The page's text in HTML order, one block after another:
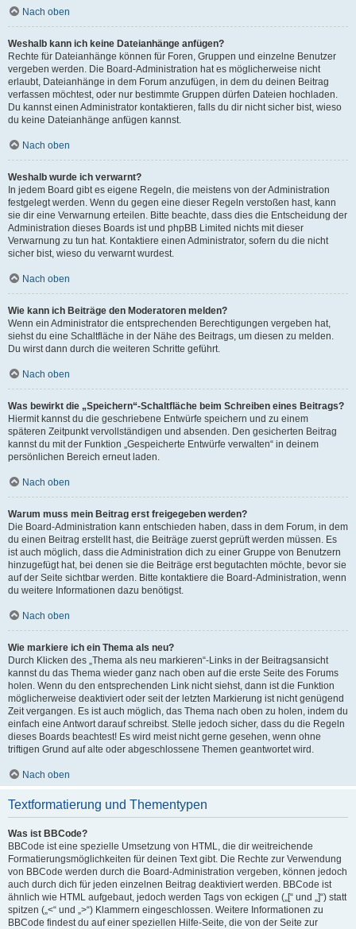
Nach oben
Weshalb kann ich keine Dateianhänge anfügen?
Rechte für Dateianhänge können für Foren, Gruppen und einzelne Benutzer
vergeben werden. Die Board-Administration hat es möglicherweise nicht
erlaubt, Dateianhänge in dem Forum anzufügen, in dem du deinen Beitrag
verfassen möchtest, oder nur bestimmte Gruppen dürfen Dateien hochladen.
Du kannst einen Administrator kontaktieren, falls du dir nicht sicher bist, wieso
du keine Dateianhänge anfügen kannst.
Nach oben
Weshalb wurde ich verwarnt?
In jedem Board gibt es eigene Regeln, die meistens von der Administration
festgelegt werden. Wenn du gegen eine dieser Regeln verstoßen hast, kann
sie dir eine Verwarnung erteilen. Bitte beachte, dass dies die Entscheidung der
Administration dieses Boards ist und phpBB Limited nichts mit dieser
Verwarnung zu tun hat. Kontaktiere einen Administrator, sofern du die nicht
sicher bist, wieso du verwarnt wurdest.
Nach oben
Wie kann ich Beiträge den Moderatoren melden?
Wenn ein Administrator die entsprechenden Berechtigungen vergeben hat,
siehst du eine Schaltfläche in der Nähe des Beitrags, um diesen zu melden.
Du wirst dann durch die weiteren Schritte geführt.
Nach oben
Was bewirkt die „Speichern“-Schaltfläche beim Schreiben eines Beitrags?
Hiermit kannst du die geschriebene Entwürfe speichern und zu einem
späteren Zeitpunkt vervollständigen und absenden. Den gesicherten Beitrag
kannst du mit der Funktion „Gespeicherte Entwürfe verwalten“ in deinem
persönlichen Bereich erneut laden.
Nach oben
Warum muss mein Beitrag erst freigegeben werden?
Die Board-Administration kann entschieden haben, dass in dem Forum, in dem
du einen Beitrag erstellt hast, die Beiträge zuerst geprüft werden müssen. Es
ist auch möglich, dass die Administration dich zu einer Gruppe von Benutzern
hinzugefügt hat, bei denen sie die Beiträge erst begutachten möchte, bevor sie
auf der Seite sichtbar werden. Bitte kontaktiere die Board-Administration, wenn
du weitere Informationen dazu benötigst.
Nach oben
Wie markiere ich ein Thema als neu?
Durch Klicken des „Thema als neu markieren“-Links in der Beitragsansicht
kannst du das Thema wieder ganz nach oben auf die erste Seite des Forums
holen. Wenn du den entsprechenden Link nicht siehst, dann ist die Funktion
möglicherweise deaktiviert oder seit der letzten Markierung ist nicht genügend
Zeit vergangen. Es ist auch möglich, das Thema nach oben zu holen, indem du
einfach eine Antwort darauf schreibst. Stelle jedoch sicher, dass du die Regeln
dieses Boards beachtest! Es wird meist nicht gerne gesehen, wenn ohne
triftigen Grund auf alte oder abgeschlossene Themen geantwortet wird.
Nach oben
Textformatierung und Thementypen
Was ist BBCode?
BBCode ist eine spezielle Umsetzung von HTML, die dir weitreichende
Formatierungsmöglichkeiten für deinen Text gibt. Die Rechte zur Verwendung
von BBCode werden durch die Board-Administration vergeben, können jedoch
auch durch dich für jeden einzelnen Beitrag deaktiviert werden. BBCode ist
ähnlich wie HTML aufgebaut, jedoch werden Tags von eckigen („[“ und „]“) statt
spitzen („<“ und „>“) Klammern eingeschlossen. Weitere Informationen zu
BBCode findest du auf einer speziellen Hilfe-Seite, die von der Seite zur